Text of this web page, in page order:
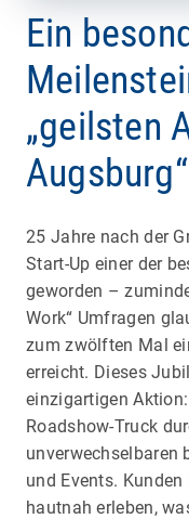
Ein
„geilsten
Augsburg“
25 Jahre nach der
Start-Up einer der
geworden –
Work“ Umfragen
zum zwölften Mal
erreicht. Dieses
einzigartigen
Roadshow-Truck
unverwechselbaren
und Events.
hautnah erleben,